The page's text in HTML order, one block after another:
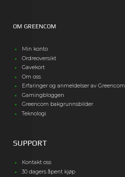
OM GREENCOM
Min konto
Ordreoversikt
Gavekort
Om oss
Erfaringer og anmeldelser av Greencom
Gamingbloggen
Greencom bakgrunnsbilder
Teknologi
SUPPORT
Kontakt oss
30 dagers åpent kjøp